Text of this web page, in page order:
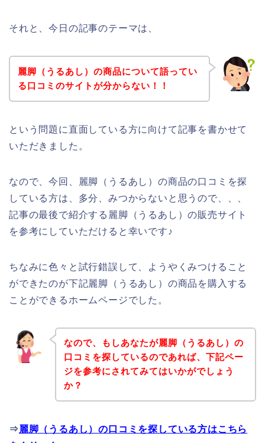
それと、今日の記事のテーマは、
麗脚（うるあし）の商品について語ってい
る口コミのサイトが分からない！！
という問題に直面している方に向けて記事を書かせて
いただきました。
なので、今回、麗脚（うるあし）の商品の口コミを探
している方は、多分、みつからないと思うので、、、
記事の最後で紹介する麗脚（うるあし）の販売サイト
を参考にしていただけると幸いです♪
ちなみに色々と試行錯誤して、ようやくみつけること
ができたのが下記麗脚（うるあし）の商品を購入する
ことができるホームページでした。
なので、もしあなたが麗脚（うるあし）の
口コミを探しているのであれば、下記ペー
ジを参考にされてみてはいかがでしょう
か？
⇒ 麗脚（うるあし）の口コミを探している方はこちら